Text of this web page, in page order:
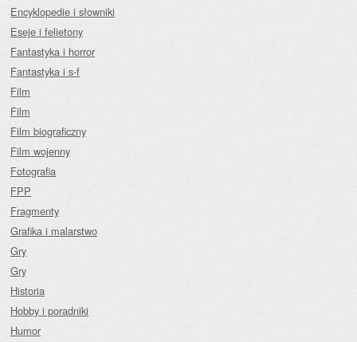
Encyklopedie i słowniki
Eseje i felietony
Fantastyka i horror
Fantastyka i s-f
Film
Film
Film biograficzny
Film wojenny
Fotografia
FPP
Fragmenty
Grafika i malarstwo
Gry
Gry
Historia
Hobby i poradniki
Humor